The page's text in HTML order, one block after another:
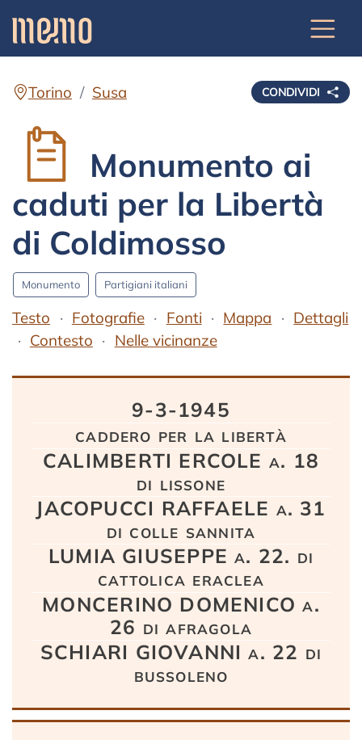
CONDIVIDI
Torino Susa
Monumento ai
caduti per la Libertà
di Coldimosso
Monumento Partigiani italiani
Testo Fotografie Fonti Mappa
Dettagli
Contesto
Nelle vicinanze
9-3-1945
caddero per la libertà
CALIMBERTI ERCOLE a. 18
di lissone
JACOPUCCI RAFFAELE a. 31
di colle sannita
LUMIA GIUSEPPE a. 22. di
cattolica eraclea
MONCERINO DOMENICO a.
26 di afragola
SCHIARI GIOVANNI a. 22 di
bussoleno